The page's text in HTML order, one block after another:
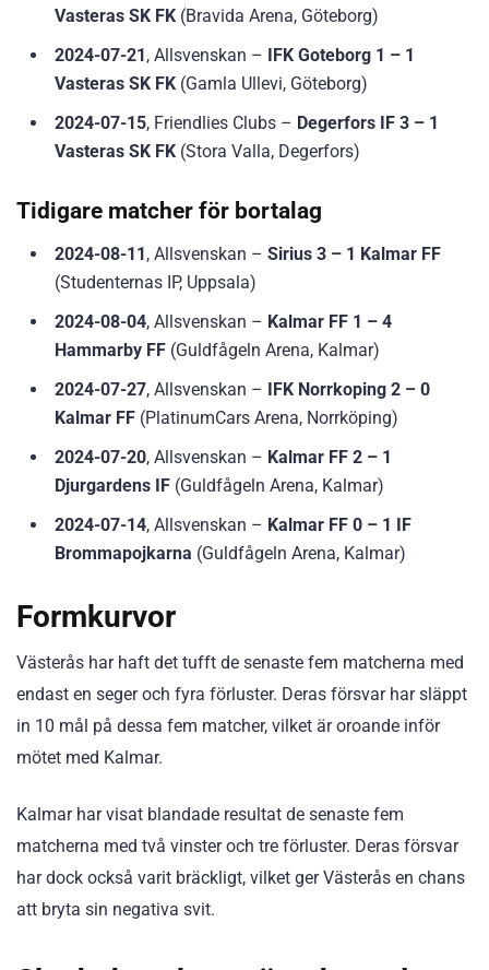
Vasteras SK FK (Bravida Arena, Göteborg)
2024-07-21, Allsvenskan – IFK Goteborg 1 – 1
Vasteras SK FK (Gamla Ullevi, Göteborg)
2024-07-15, Friendlies Clubs – Degerfors IF 3 – 1
Vasteras SK FK (Stora Valla, Degerfors)
Tidigare matcher för bortalag
2024-08-11, Allsvenskan – Sirius 3 – 1 Kalmar FF
(Studenternas IP, Uppsala)
2024-08-04, Allsvenskan – Kalmar FF 1 – 4
Hammarby FF (Guldfågeln Arena, Kalmar)
2024-07-27, Allsvenskan – IFK Norrkoping 2 – 0
Kalmar FF (PlatinumCars Arena, Norrköping)
2024-07-20, Allsvenskan – Kalmar FF 2 – 1
Djurgardens IF (Guldfågeln Arena, Kalmar)
2024-07-14, Allsvenskan – Kalmar FF 0 – 1 IF
Brommapojkarna (Guldfågeln Arena, Kalmar)
Formkurvor
Västerås har haft det tufft de senaste fem matcherna med
endast en seger och fyra förluster. Deras försvar har släppt
in 10 mål på dessa fem matcher, vilket är oroande inför
mötet med Kalmar.
Kalmar har visat blandade resultat de senaste fem
matcherna med två vinster och tre förluster. Deras försvar
har dock också varit bräckligt, vilket ger Västerås en chans
att bryta sin negativa svit.